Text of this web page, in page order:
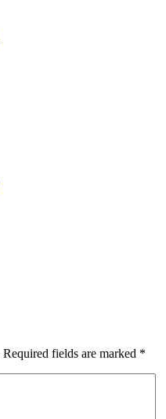
Required fields are marked *